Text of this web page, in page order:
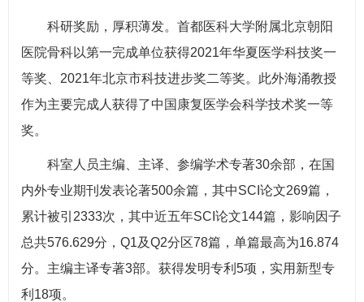
科研奖励，厚积薄发。首都医科大学附属北京朝阳
医院骨科以第一完成单位获得2021年华夏医学科技奖一
等奖、2021年北京市科技进步奖二等奖。此外海涌教授
作为主要完成人获得了中国康复医学会科学技术奖一等
奖。
科室人员主编、主译、参编学术专著30余部，在国
内外专业期刊发表论著500余篇，其中SCI论文269篇，
累计被引2333次，其中近五年SCI论文144篇，影响因子
总共576.629分，Q1及Q2分区78篇，单篇最高为16.874
分。主编主译专著3部。获得发明专利5项，实用新型专
利18项。